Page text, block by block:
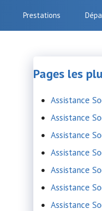
Prestations
Pages les
Assistance
Assistance
Assistance
Assistance
Assistance
Assistance
Assistance